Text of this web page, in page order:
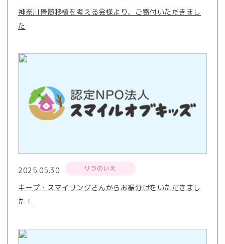
神奈川骨髄移植を考える会様より、ご寄付いただきまし
た
2025.05.30 リラのいえ
キープ・スマイリングさんからお裾分けをいただきまし
た！